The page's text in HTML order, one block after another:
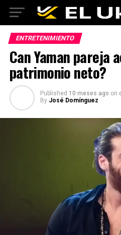
ENTRETENIMIENTO
Can Yaman pareja
patrimonio neto?
Published 10 meses ago on
By José Domínguez